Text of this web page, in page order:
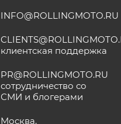
INFO@ROLLINGMOTO.RU
клиентская поддержка
PR@ROLLINGMOTO.RU
сотрудничество со
СМИ и блогерами
Москва,